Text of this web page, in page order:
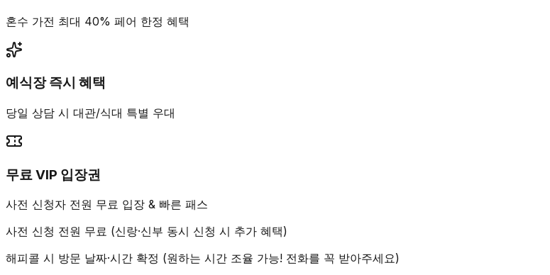
혼수 가전 최대 40% 페어 한정 혜택
예식장 즉시 혜택
당일 상담 시 대관/식대 특별 우대
무료 VIP 입장권
사전 신청자 전원 무료 입장 & 빠른 패스
사전 신청 전원 무료 (신랑·신부 동시 신청 시 추가 혜택)
해피콜 시 방문 날짜·시간 확정 (원하는 시간 조율 가능! 전화를 꼭 받아주세요)